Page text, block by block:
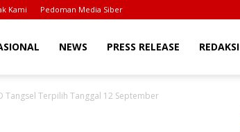
Kami Pedoman Media Siber
NEWS PRESS RELEASE REDAKSI
Tangsel Terpilih Tanggal 12 September